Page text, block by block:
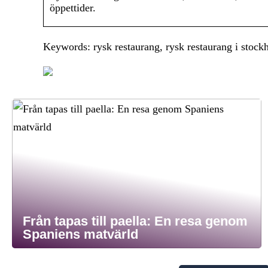
öppettider.
Keywords: rysk restaurang, rysk restaurang i
Från tapas till paella: En resa genom
Spaniens matvärld